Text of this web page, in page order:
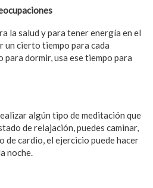
la salud y para tener energía en el
un cierto tiempo para cada
para dormir, usa ese tiempo para
algún tipo de meditación que
de relajación, puedes caminar,
de cardio, el ejercicio puede hacer
noche.